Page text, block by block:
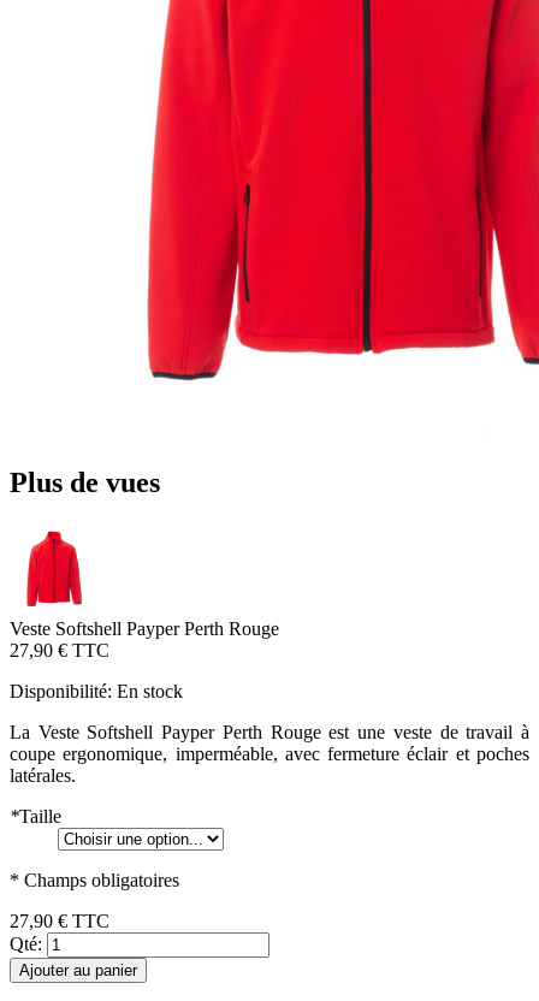
Plus de vues
Veste Softshell Payper Perth Rouge
27,90 € TTC
Disponibilité: En stock
La Veste Softshell Payper Perth Rouge est une veste de travail à
coupe ergonomique, imperméable, avec fermeture éclair et poches
latérales.
*Taille
* Champs obligatoires
27,90 € TTC
Qté:
Ajouter au panier